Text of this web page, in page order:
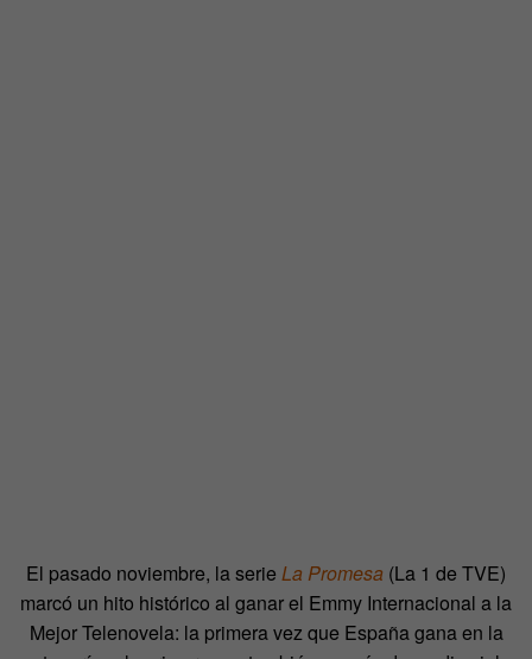
El pasado noviembre, la serie La Promesa (La 1 de TVE)
marcó un hito histórico al ganar el Emmy Internacional a la
Mejor Telenovela: la primera vez que España gana en la